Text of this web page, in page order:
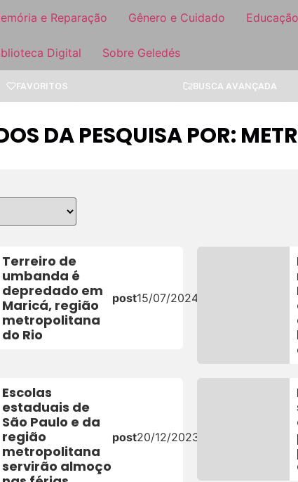
e Reparação Gênero e Cuidado
Digital Sobre Geledés
FAVORITOS BUSCA AVANÇADA
DA PESQUISA POR:
Terreiro de
umbanda é
depredado em
Maricá, região
metropolitana
do Rio
post15/07/2024
Escolas
estaduais de
São Paulo e da
região
metropolitana
servirão almoço
post20/12/2023